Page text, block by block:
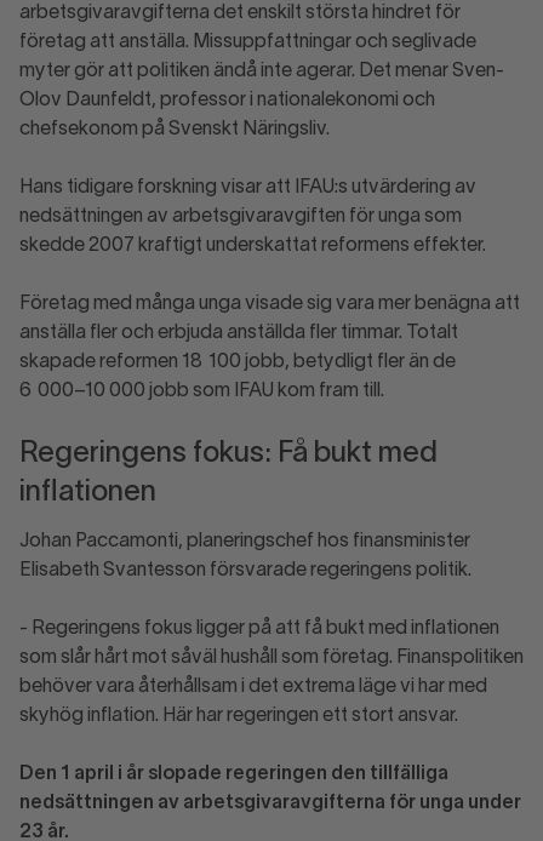
arbetsgivaravgifterna det enskilt största hindret för
företag att anställa. Missuppfattningar och seglivade
myter gör att politiken ändå inte agerar. Det menar Sven-
Olov Daunfeldt, professor i nationalekonomi och
chefsekonom på Svenskt Näringsliv.
Hans tidigare forskning visar att IFAU:s utvärdering av
nedsättningen av arbetsgivaravgiften för unga som
skedde 2007 kraftigt underskattat reformens effekter.
Företag med många unga visade sig vara mer benägna att
anställa fler och erbjuda anställda fler timmar. Totalt
skapade reformen 18 100 jobb, betydligt fler än de
6 000–10 000 jobb som IFAU kom fram till.
Regeringens fokus: Få bukt med
inflationen
Johan Paccamonti, planeringschef hos finansminister
Elisabeth Svantesson försvarade regeringens politik.
- Regeringens fokus ligger på att få bukt med inflationen
som slår hårt mot såväl hushåll som företag. Finanspolitiken
behöver vara återhållsam i det extrema läge vi har med
skyhög inflation. Här har regeringen ett stort ansvar.
Den 1 april i år slopade regeringen den tillfälliga
nedsättningen av arbetsgivaravgifterna för unga under
23 år.